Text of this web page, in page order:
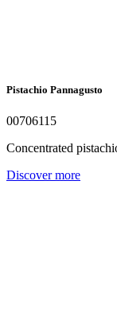
Pistachio Pannagusto
00706115
Concentrated
Discover more